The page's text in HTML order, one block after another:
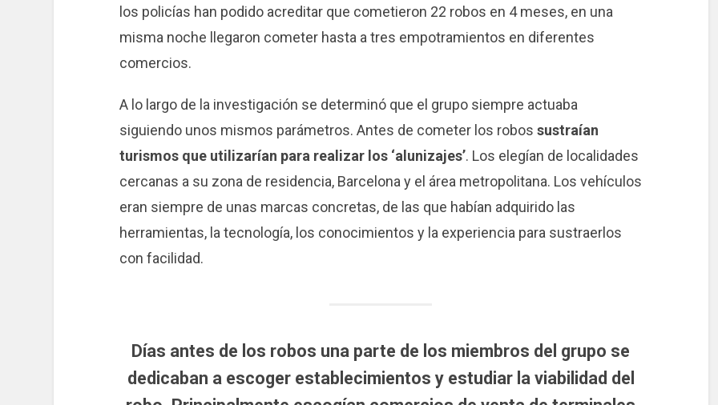
los policías han podido acreditar que cometieron 22 robos en 4 meses, en una
misma noche llegaron cometer hasta a tres empotramientos en diferentes
comercios.
A lo largo de la investigación se determinó que el grupo siempre actuaba
siguiendo unos mismos parámetros. Antes de cometer los robos sustraían
turismos que utilizarían para realizar los ‘alunizajes’. Los elegían de localidades
cercanas a su zona de residencia, Barcelona y el área metropolitana. Los vehículos
eran siempre de unas marcas concretas, de las que habían adquirido las
herramientas, la tecnología, los conocimientos y la experiencia para sustraerlos
con facilidad.
Días antes de los robos una parte de los miembros del grupo se
dedicaban a escoger establecimientos y estudiar la viabilidad del